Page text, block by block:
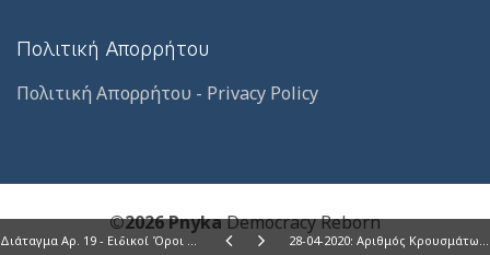
Διάταγμα Αρ. 19 - Ειδικοί Όροι για Εργαζόμενους σε Γεωτρύπανα στην ΑΟΖ 28-04-2020: Αριθμός Κρουσμάτων 15
Πολιτική Απορρήτου
Πολιτική Απορρήτου - Privacy Policy
©2026 PnykaDemocracy Reborn